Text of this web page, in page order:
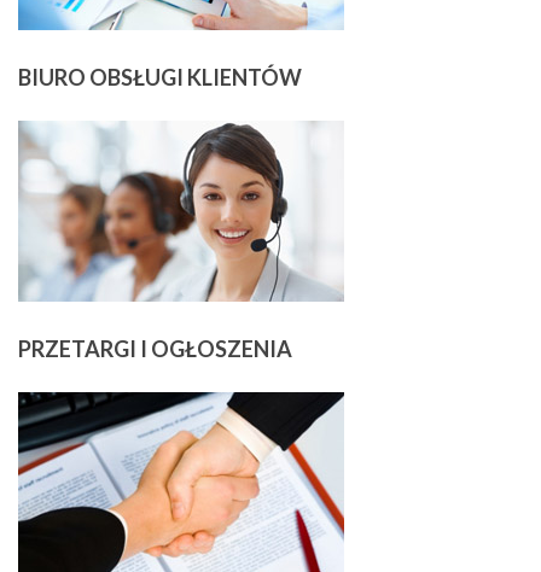
BIURO OBSŁUGI KLIENTÓW
PRZETARGI I OGŁOSZENIA